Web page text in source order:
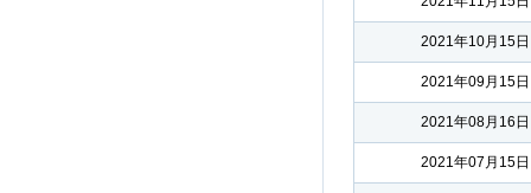
2021年10月15日
2021年09月15日
2021年08月16日
2021年07月15日